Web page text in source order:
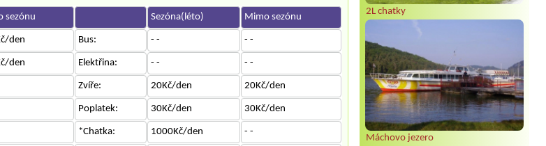
2L chatky
Máchovo jezero
sezónu Sezóna(léto) Mimo sezónu
den Bus: - - - -
den Elektřina: - - - -
Zvíře: 20Kč/den 20Kč/den
Poplatek: 30Kč/den 30Kč/den
*Chatka: 1000Kč/den - -